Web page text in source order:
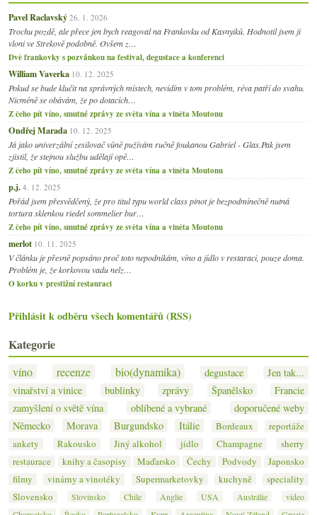
Pavel Raclavský 26. 1. 2026
Trochu pozdě, ale přece jen bych reagoval na Frankovku od Kasnyiků. Hodnotil jsem ji
vloni ve Strekově podobně. Ovšem z…
Dvě frankovky s pozvánkou na festival, degustace a konferenci
William Vaverka 10. 12. 2025
Pokud se bude klučit na správných místech, nevidím v tom problém, réva patří do svahu.
Nicméně se obávám, že po dotacích…
Z čeho pít víno, smutné zprávy ze světa vína a viněta Moutonu
Ondřej Marada 10. 12. 2025
Já jako univerzální zesilovač vůně pužívám ručně foukanou Gabriel - Glas.Pak jsem
zjistil, že stejnou službu udělají opě…
Z čeho pít víno, smutné zprávy ze světa vína a viněta Moutonu
p.j. 4. 12. 2025
Pořád jsem přesvědčený, že pro titul typu world class pinot je bezpodmínečně nutná
tortura sklenkou riedel sommelier bur…
Z čeho pít víno, smutné zprávy ze světa vína a viněta Moutonu
merlot 10. 11. 2025
V článku je přesně popsáno proč toto nepodnikám, víno a jídlo v restaraci, pouze doma.
Problém je, že korkovou vadu nelz…
O korku v prestižní restauraci
Přihlásit k odběru všech komentářů (RSS)
Kategorie
víno recenze bio(dynamika) degustace
Jen tak...
vinařství a vinice
bublinky zprávy Španělsko
Francie
zamyšlení o světě vína
oblíbené a vybrané
doporučené weby
Německo
Morava Burgundsko Itálie Bordeaux
reportáže
ankety
Rakousko Jiný alkohol jídlo Champagne
sherry
restaurace
knihy a časopisy Maďarsko Čechy Podvody
Japonsko
filmy
vinárny a vinotéky Supermarketovky kuchyně
speciality
Slovensko
Slovinsko Chile Anglie USA Austrálie
video